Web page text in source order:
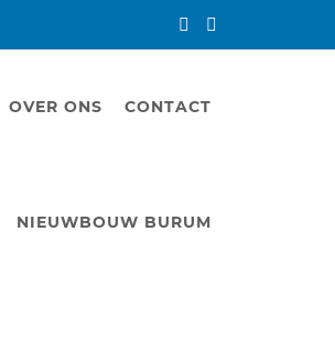
OVER ONS CONTACT
NIEUWBOUW BURUM